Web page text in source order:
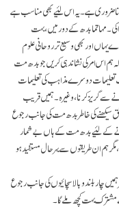
ضروری ہے۔ یہ اس لئیے بھی مناسب ہے
مہاتما بدھ کے دور میں، بہت
اور بھی وسیع تر روحانی علوم
ہم اس امر کی نشاندہی کریں جو بدھ مت
تعلیمات دوسرے مذاہب کی تعلیمات
سے گریز کرنا، وغیرہ۔ ہمیں قریب
سیکھنے کی خاطر بدھ مت کی جانب رجوع
کے لئیے بدھ مت کے ہاں بے شمار
ہم ان طریقوں سے بہر حال مستفید ہو
چار بلند و بالا سچائیوں کی جانب رجوع
مشترک بہت کچھ ملے گا۔